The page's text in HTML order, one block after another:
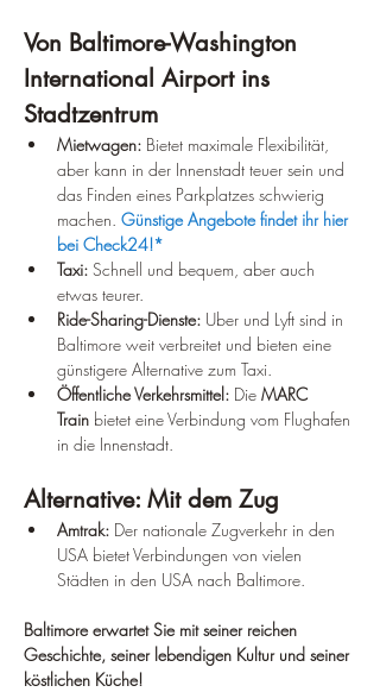
Von Baltimore-Washington
International Airport ins
Stadtzentrum
Mietwagen: Bietet maximale Flexibilität,
aber kann in der Innenstadt teuer sein und
das Finden eines Parkplatzes schwierig
machen. Günstige Angebote findet ihr hier
bei Check24!*
Taxi: Schnell und bequem, aber auch
etwas teurer.
Ride-Sharing-Dienste: Uber und Lyft sind in
Baltimore weit verbreitet und bieten eine
günstigere Alternative zum Taxi.
Öffentliche Verkehrsmittel: Die MARC
Train bietet eine Verbindung vom Flughafen
in die Innenstadt.
Alternative: Mit dem Zug
Amtrak: Der nationale Zugverkehr in den
USA bietet Verbindungen von vielen
Städten in den USA nach Baltimore.
Baltimore erwartet Sie mit seiner reichen
Geschichte, seiner lebendigen Kultur und seiner
köstlichen Küche!